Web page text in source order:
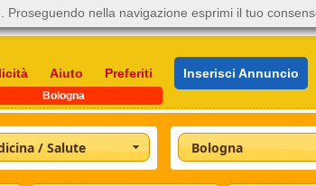
Aiuto Preferiti Inserisci Annuncio
Bologna
/ Salute Bologna
nella navigazione esprimi il tuo